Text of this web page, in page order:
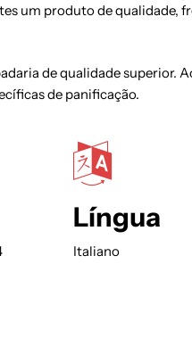
um produto de qualidade,
de qualidade superior.
de panificação.
Língua
Italiano